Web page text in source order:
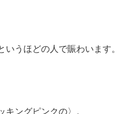
うほどの人で賑わいます。
ングピンクの〉。